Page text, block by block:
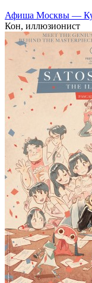
Афиша Москвы —
Кон, иллюзионист